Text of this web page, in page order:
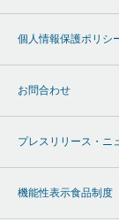
個人情報保護ポリシ
お問合わせ
プレスリリース・ニ
機能性表示食品制度